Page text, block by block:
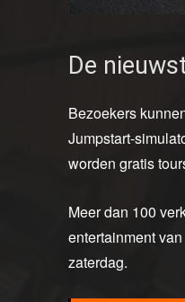
De
Bezoekers
Jumpstart-
worden gratis
Meer dan 100
entertainment
zaterdag.